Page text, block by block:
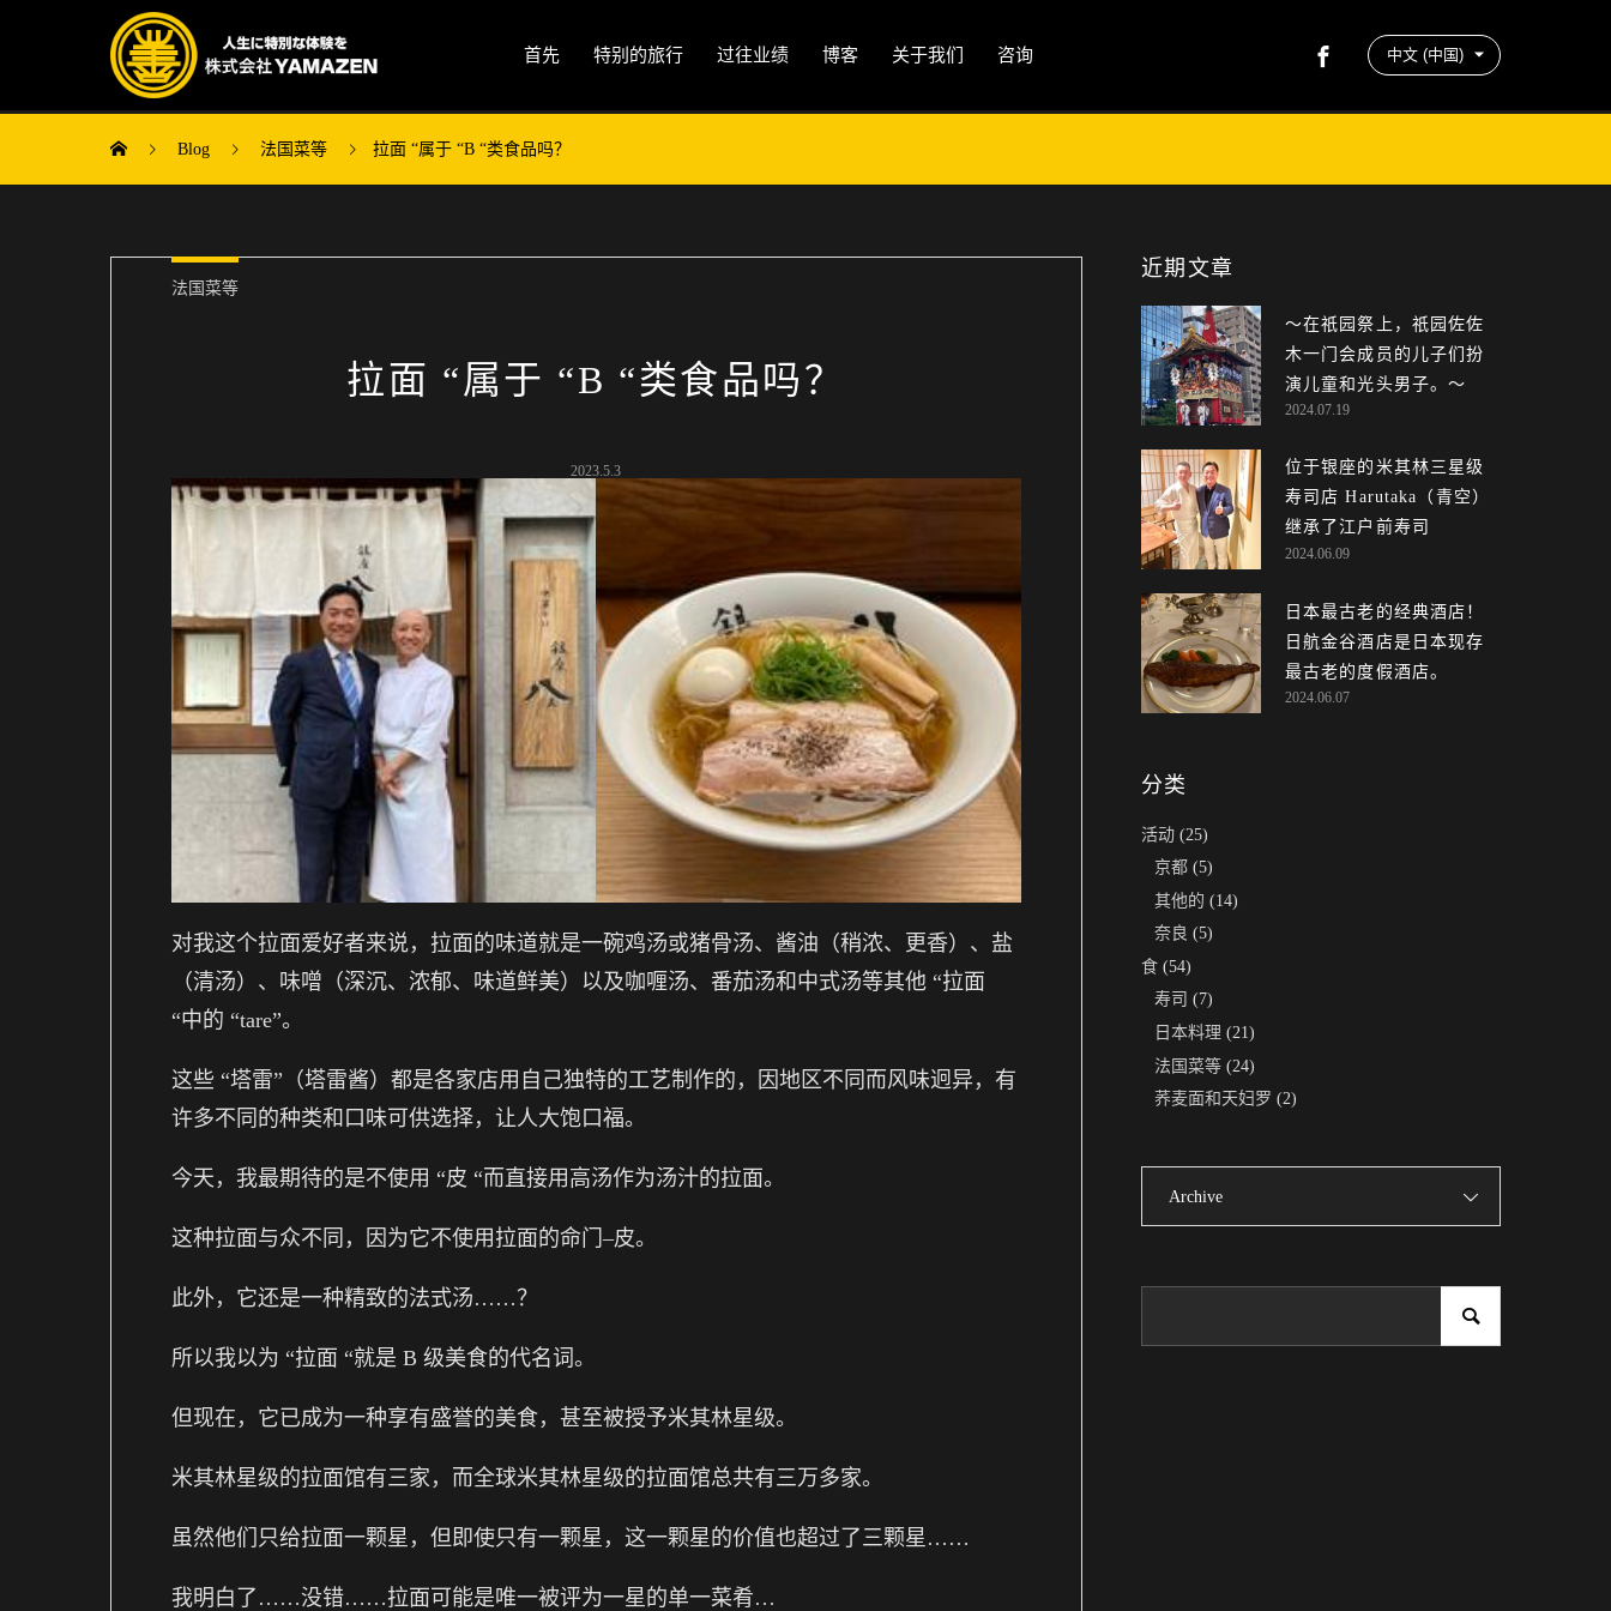
首先 特别的旅行 过往业绩 博客 关于我们 咨询
Blog 法国菜等 拉面 “属于 “B “类食品吗？
法国菜等
拉面 “属于 “B “类食品吗？
2023.5.3
对我这个拉面爱好者来说，拉面的味道就是一碗鸡汤或猪骨汤、酱油（稍浓、更香）、盐
（清汤）、味噌（深沉、浓郁、味道鲜美）以及咖喱汤、番茄汤和中式汤等其他 “拉面
“中的 “tare”。
这些 “塔雷”（塔雷酱）都是各家店用自己独特的工艺制作的，因地区不同而风味迥异，有
许多不同的种类和口味可供选择，让人大饱口福。
今天，我最期待的是不使用 “皮 “而直接用高汤作为汤汁的拉面。
这种拉面与众不同，因为它不使用拉面的命门–皮。
此外，它还是一种精致的法式汤……？
所以我以为 “拉面 “就是 B 级美食的代名词。
但现在，它已成为一种享有盛誉的美食，甚至被授予米其林星级。
米其林星级的拉面馆有三家，而全球米其林星级的拉面馆总共有三万多家。
虽然他们只给拉面一颗星，但即使只有一颗星，这一颗星的价值也超过了三颗星……
我明白了……没错……拉面可能是唯一被评为一星的单一菜肴…
近期文章
〜在祇园祭上，祇园佐佐
木一门会成员的儿子们扮
演儿童和光头男子。～
2024.07.19
位于银座的米其林三星级
寿司店 Harutaka（青空）
继承了江户前寿司（Edo...
2024.06.09
日本最古老的经典酒店！
日航金谷酒店是日本现存
最古老的度假酒店。
2024.06.07
分类
活动 (25)
京都(5)
其他的 (14)
奈良 (5)
食 (54)
寿司 (7)
日本料理 (21)
法国菜等(24)
荞麦面和天妇罗 (2)
Archive